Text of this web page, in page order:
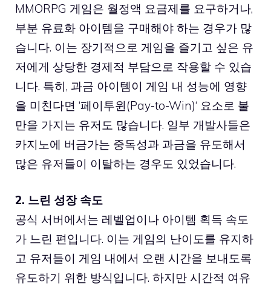
MMORPG 게임은 월정액 요금제를 요구하거나,
부분 유료화 아이템을 구매해야 하는 경우가 많
습니다. 이는 장기적으로 게임을 즐기고 싶은 유
저에게 상당한 경제적 부담으로 작용할 수 있습
니다. 특히, 과금 아이템이 게임 내 성능에 영향
을 미친다면 ‘페이투윈(Pay-to-Win)‘ 요소로 불
만을 가지는 유저도 많습니다. 일부 개발사들은
카지노에 버금가는 중독성과 과금을 유도해서
많은 유저들이 이탈하는 경우도 있었습니다.
2. 느린 성장 속도
공식 서버에서는 레벨업이나 아이템 획득 속도
가 느린 편입니다. 이는 게임의 난이도를 유지하
고 유저들이 게임 내에서 오랜 시간을 보내도록
유도하기 위한 방식입니다. 하지만 시간적 여유